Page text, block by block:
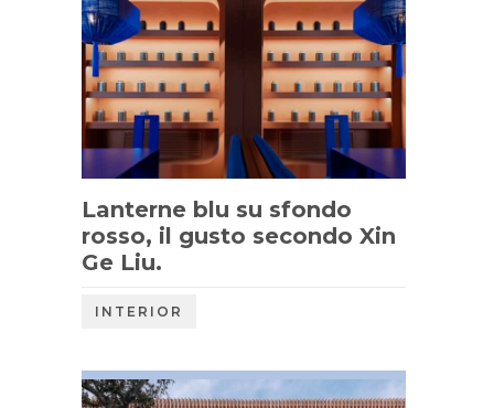
Lanterne blu su sfondo
rosso, il gusto secondo Xin
Ge Liu.
INTERIOR